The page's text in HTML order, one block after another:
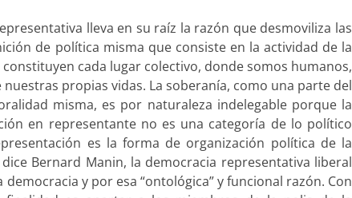
lleva en su raíz la razón que desmoviliza las
de política misma que consiste en la actividad de la
cada lugar colectivo, donde somos humanos,
propias vidas. La soberanía, como una parte del
misma, es por naturaleza indelegable porque la
en representante no es una categoría de lo político
es la forma de organización política de la
Bernard Manin, la democracia representativa liberal
y por esa “ontológica” y funcional razón. Con